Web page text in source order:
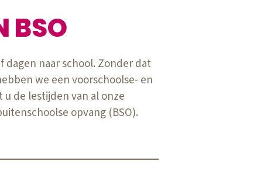
BSO
dagen naar school. Zonder dat
we een voorschoolse- en
de lestijden van al onze
opvang (BSO).